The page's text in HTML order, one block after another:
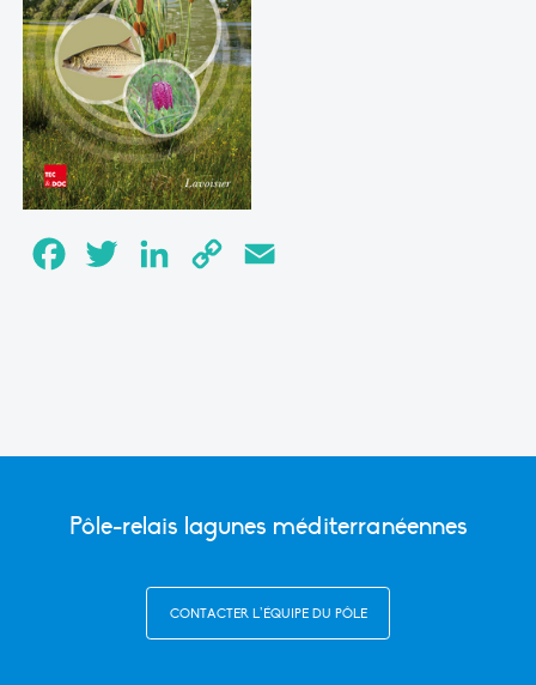
FacebookTwitter LinkedInCopy
Pôle-relais lagunes méditerranéennes
CONTACTER L’ÉQUIPE DU PÔLE